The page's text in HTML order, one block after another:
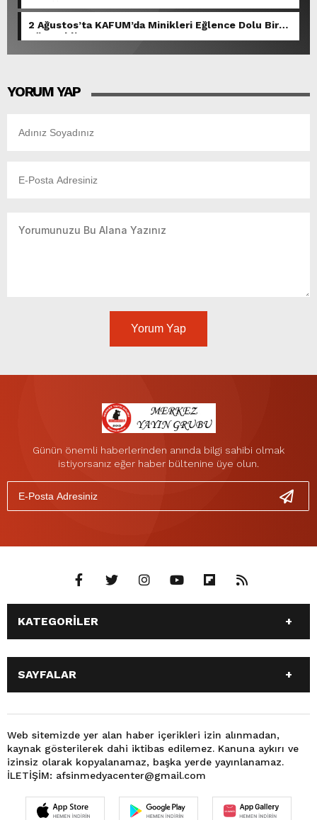
2 Ağustos’ta KAFUM’da Minikleri Eğlence Dolu Bir
Gün Bekliyor.
YORUM YAP
Yorum Yap
Günün önemli haberlerinden anında bilgi sahibi olmak
istiyorsanız eğer haber bültenine üye olun.
KATEGORİLER
ANASAYFA
GÜNDEM
SİYASET
SPOR
EKONOMİ
TEKNOLOJİ
3. SAYFA
BÜYÜKŞEHİR BELEDİYESİ
DÜNYA
FOTO GALERİ
KÜLTÜR SANAT
MAGAZİN
OTOMOBİL
SAĞLIK
VIDEO GALERİ
YEREL HABERLER
KÜNYE
SAYFALAR
SİYASET
EĞİTİM
SPOR
EKONOMİ
TEKNOLOJİ
3. SAYFA
FOTO GALERİ
KÜLTÜR SANAT
Web sitemizde yer alan haber içerikleri izin alınmadan,
kaynak gösterilerek dahi iktibas edilemez. Kanuna aykırı ve
izinsiz olarak kopyalanamaz, başka yerde yayınlanamaz.
İLETİŞİM: afsinmedyacenter@gmail.com